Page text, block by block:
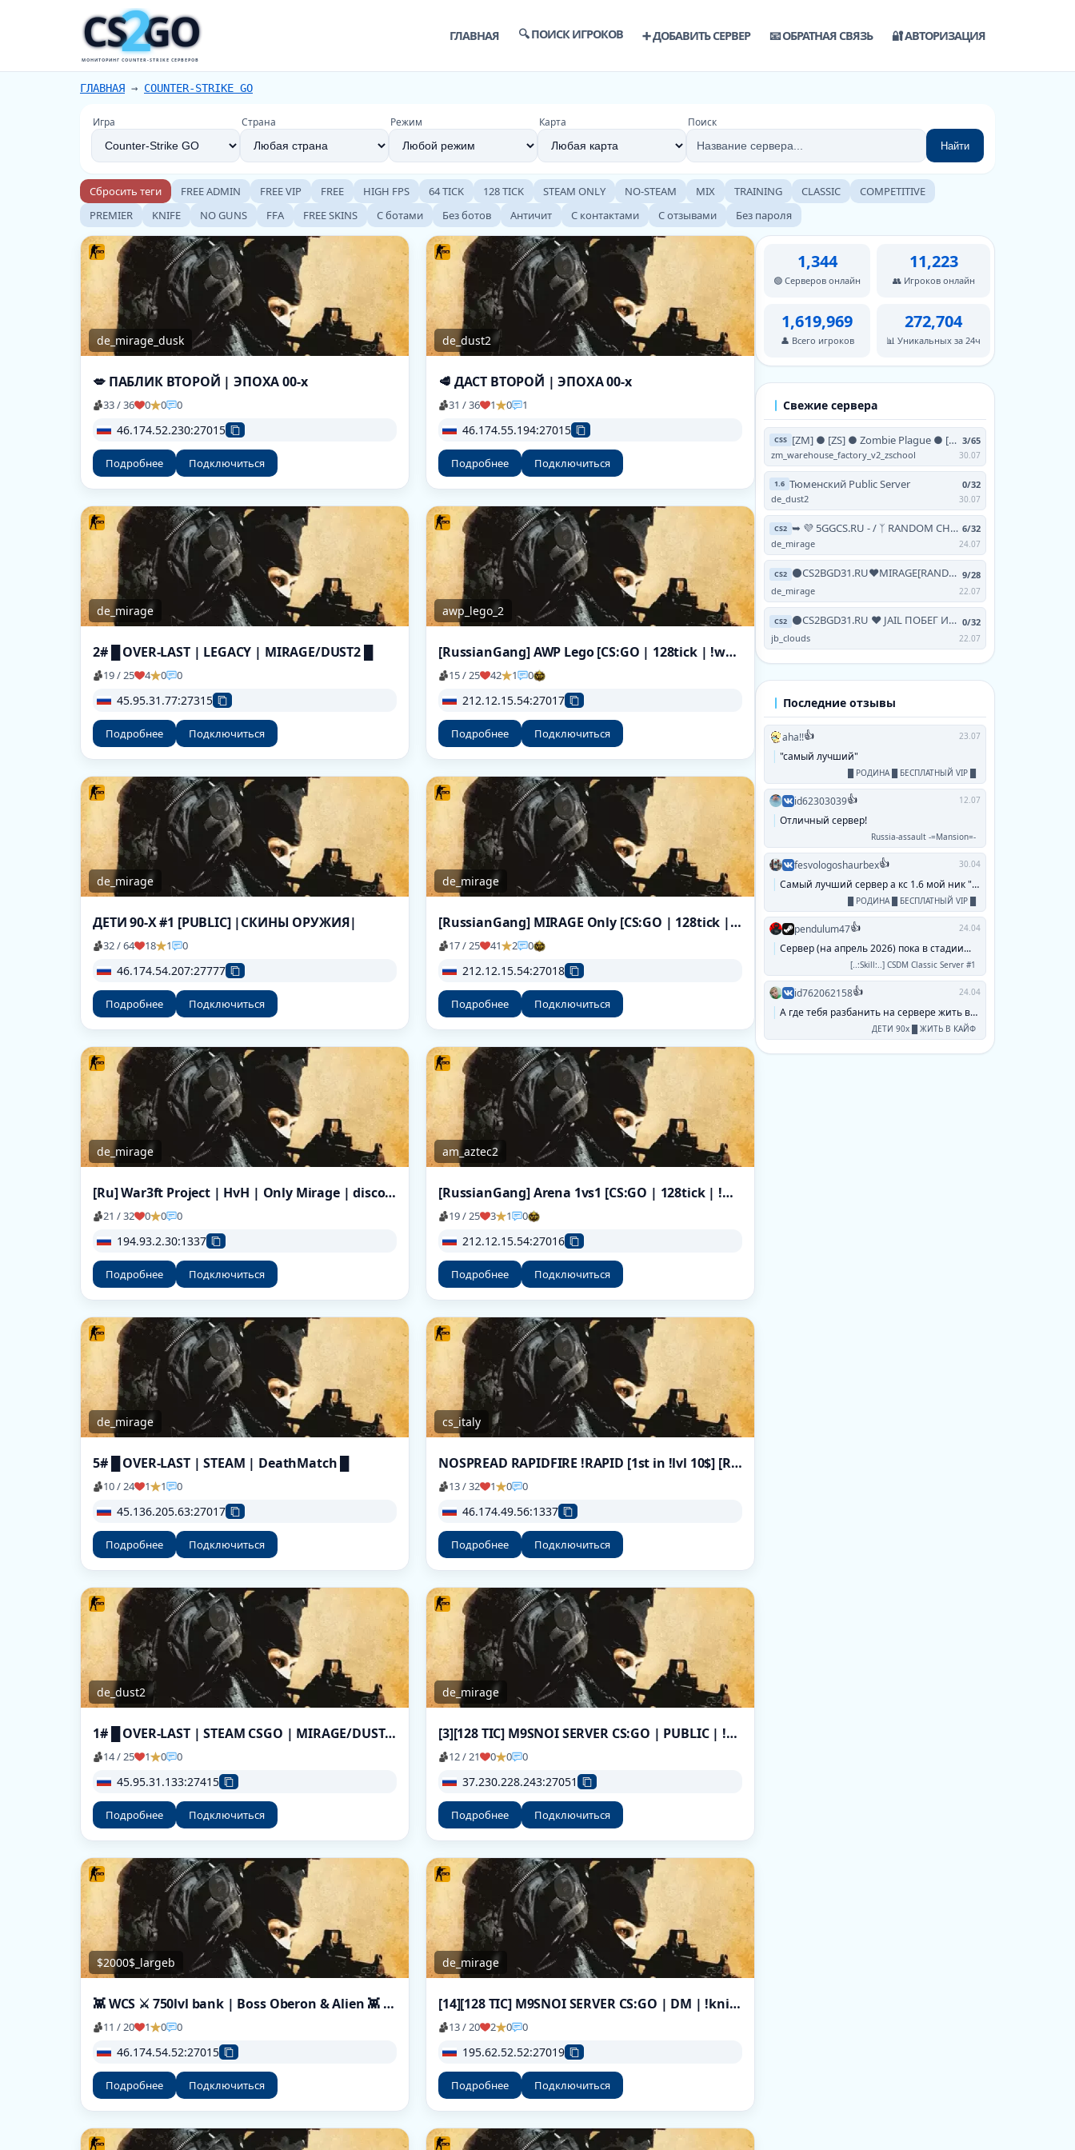
CS GO
2
МОНИТОРИНГ COUNTER-STRIKE СЕРВЕРОВ
ГЛАВНАЯ 🔍 ПОИСК ИГРОКОВ ➕ ДОБАВИТЬ СЕРВЕР 📧 ОБРАТНАЯ СВЯЗЬ 🔐 АВТОРИЗАЦИЯ
ГЛАВНАЯ → COUNTER-STRIKE GO
Игра Страна Режим Карта Поиск
Найти
Сбросить теги FREE ADMIN FREE VIP FREE HIGH FPS 64 TICK 128 TICK STEAM ONLY NO-STEAM MIX TRAINING CLASSIC
COMPETITIVE
PREMIER
KNIFE NO GUNS FFA FREE SKINS С ботами Без ботов Античит С контактами С отзывами Без пароля
de_mirage_dusk
💋 ПАБЛИК ВТОРОЙ | ЭПОХА 00-х
33 / 36 0 0 0
46.174.52.230:27015
Подробнее Подключиться
de_dust2
🥩 ДАСТ ВТОРОЙ | ЭПОХА 00-x
31 / 36 1 0 1
46.174.55.194:27015
Подробнее Подключиться
de_mirage
2# █ OVER-LAST | LEGACY | MIRAGE/DUST2 █
19 / 25 4 0 0
45.95.31.77:27315
Подробнее Подключиться
awp_lego_2
[RussianGang] AWP Lego [CS:GO | 128tick | !ws !knife !gl]
15 / 25 42 1 0
212.12.15.54:27017
Подробнее Подключиться
de_mirage
ДЕТИ 90-X #1 [PUBLIC] |СКИНЫ ОРУЖИЯ|
32 / 64 18 1 0
46.174.54.207:27777
Подробнее Подключиться
de_mirage
[RussianGang] MIRAGE Only [CS:GO | 128tick | !ws !knife !gl]
17 / 25 41 2 0
212.12.15.54:27018
Подробнее Подключиться
de_mirage
[Ru] War3ft Project | HvH | Only Mirage | discord.gg/Q9CMAfJK9v
21 / 32 0 0 0
194.93.2.30:1337
Подробнее Подключиться
am_aztec2
[RussianGang] Arena 1vs1 [CS:GO | 128tick | !ws !knife !gl]
19 / 25 3 1 0
212.12.15.54:27016
Подробнее Подключиться
de_mirage
5# █ OVER-LAST | STEAM | DeathMatch █
10 / 24 1 1 0
45.136.205.63:27017
Подробнее Подключиться
cs_italy
NOSPREAD RAPIDFIRE !RAPID [1st in !lvl 10$] [RU] ClassicSense | HvH | More Maps | 16k - t.me/ClassicSensepub
13 / 32 1 0 0
46.174.49.56:1337
Подробнее Подключиться
de_dust2
1# █ OVER-LAST | STEAM CSGO | MIRAGE/DUST2 █
14 / 25 1 0 0
45.95.31.133:27415
Подробнее Подключиться
de_mirage
[3][128 TIC] M9SNOI SERVER CS:GO | PUBLIC | !knife !ws !gloves
12 / 21 0 0 0
37.230.228.243:27051
Подробнее Подключиться
$2000$_largeb
👾 WCS ⚔️ 750lvl bank | Boss Oberon & Alien 👾 ЭПОХ
11 / 20 1 0 0
46.174.54.52:27015
Подробнее Подключиться
de_mirage
[14][128 TIC] M9SNOI SERVER CS:GO | DM | !knife !ws !gloves
13 / 20 2 0 0
195.62.52.52:27019
Подробнее Подключиться
1,344
🟢 Серверов онлайн
11,223
👥 Игроков онлайн
1,619,969
👤 Всего игроков
272,704
📊 Уникальных за 24ч
Свежие сервера
CSS [ZM] ● [ZS] ● Zombie Plague ● [NO-STEAM | V93 | 24/7] 3/65
zm_warehouse_factory_v2_zschool
30.07
1.6 Тюменский Public Server
0/32
de_dust2
30.07
CS2 ➥ 💜 5GGCS.RU - / ᛉ RANDOM CHEATS / 💜 TERRA ツ 6/32
de_mirage
24.07
CS2 ⚫CS2BGD31.RU❤MIRAGE[RANDOM CHEATS+!VIPTEST,!SKINS] 9/28
de_mirage
22.07
CS2 ⚫CS2BGD31.RU ❤ JAIL ПОБЕГ ИЗ АДА [FREE HOOK|GRAB| 0/32
jb_clouds
22.07
Последние отзывы
aha!!👍 23.07
"самый лучший"
█ РОДИНА █ БЕСПЛАТНЫЙ VIP █
id62303039👍 12.07
Отличный сервер!
Russia-assault -=Mansion=-
fesvologoshaurbex👍 30.04
Самый лучший сервер а кс 1.6 мой ник "паук...
█ РОДИНА █ БЕСПЛАТНЫЙ VIP █
pendulum47👍 24.04
Сервер (на апрель 2026) пока в стадии...
[..:Skill:..] CSDM Classic Server #1
id762062158👍 24.04
А где тебя разбанить на сервере жить в кайф...
ДЕТИ 90х █ ЖИТЬ В КАЙФ